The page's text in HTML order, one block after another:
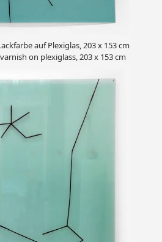
auf Plexiglas, 203 x 153 cm
on plexiglass, 203 x 153 cm